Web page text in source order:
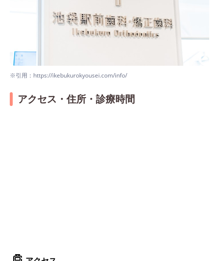
※引用：https://ikebukurokyousei.com/info/
アクセス・住所・診療時間